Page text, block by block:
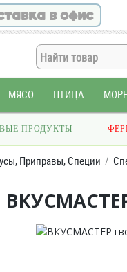
в офис
МЯСО ПТИЦА
ПРОДУКТЫ
Приправы, Специи